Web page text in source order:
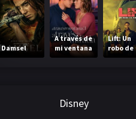
Damsel
A través de
mi ventana
3: A través
Lift: Un
robo de
primera
Disney